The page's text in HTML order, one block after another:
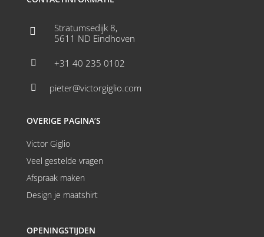

Stratumsedijk 8,
5611 ND Eindhoven
 +31 40 235 0102
 pieter@victorgiglio.com
OVERIGE PAGINA’S
Victor Giglio
Veel gestelde vragen
Afspraak maken
Design je maatshirt
OPENINGSTIJDEN